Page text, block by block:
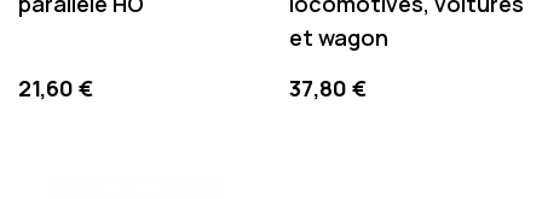
Prix
21,60 €
et wagon
Prix
37,80 €